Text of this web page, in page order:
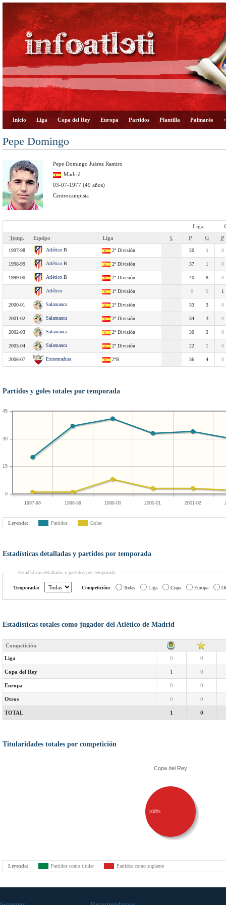
Inicio Liga Copa del Rey Europa Partidos Plantilla Palmarés
Pepe Domingo
Pepe Domingo Juárez Ramiro
Madrid
03-07-1977 (49 años)
Centrocampista
Liga
Temp.
Equipo Liga € P G P
1997-98 Atlético B 2ª División 20 1 0
1998-99 Atlético B 2ª División 37 1 0
1999-00 Atlético B 2ª División 40 8 0
Atlético 1ª División 0 0 1
2000-01 Salamanca 2ª División 33 3 0
2001-02 Salamanca 2ª División 34 3 0
2002-03 Salamanca 2ª División 30 2 0
2003-04 Salamanca 2ª División 22 1 0
2006-07 Extremadura 2ªB 36 4 0
Partidos y goles totales por temporada
1997-98 1998-99 1999-00 2000-01 2001-02
0
15
30
45
Leyenda: Partidos Goles
Estadísticas detalladas y partidos por temporada
Estadísticas detalladas y partidos por temporada
Temporada: Competición: Todas Liga Copa Europa
Estadísticas totales como jugador del Atlético de Madrid
Competición
Liga 0 0
Copa del Rey 1 0
Europa 0 0
Otros 0 0
TOTAL 1 0
Titularidades totales por competición
Copa del Rey
100%
Leyenda: Partidos como titular Partidos como suplente